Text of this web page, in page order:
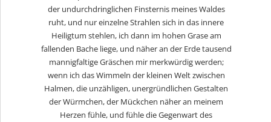
der undurchdringlichen Finsternis meines Waldes
ruht, und nur einzelne Strahlen sich in das innere
Heiligtum stehlen, ich dann im hohen Grase am
fallenden Bache liege, und näher an der Erde tausend
mannigfaltige Gräschen mir merkwürdig werden;
wenn ich das Wimmeln der kleinen Welt zwischen
Halmen, die unzähligen, unergründlichen Gestalten
der Würmchen, der Mückchen näher an meinem
Herzen fühle, und fühle die Gegenwart des